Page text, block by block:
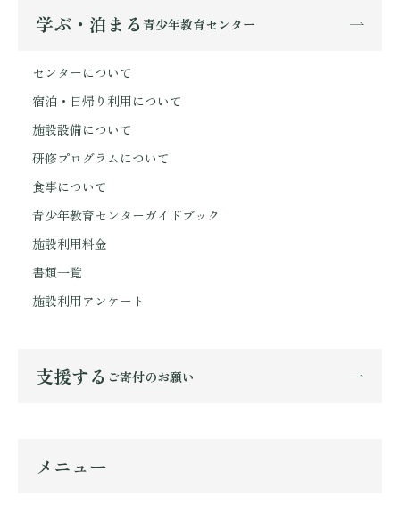
学ぶ・泊まる 青少年教育センター
センターについて
宿泊・日帰り利用について
施設設備について
研修プログラムについて
食事について
青少年教育センターガイドブック
施設利用料金
書類一覧
施設利用アンケート
支援する ご寄付のお願い
メニュー